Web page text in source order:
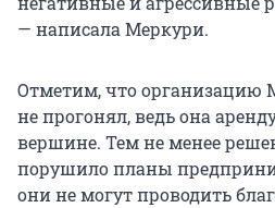
— написала Меркури.
Отметим, что организацию
не прогонял, ведь она
вершине. Тем не менее
порушило планы
они не могут проводить